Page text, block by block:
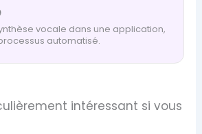
vocale dans une application,
automatisé.
intéressant si vous